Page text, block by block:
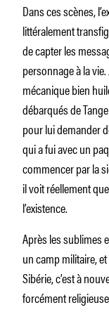
Dans ces scènes,
littéralement
de capter les
personnage à la
mécanique bien
débarqués de
pour lui demander
qui a fui avec un
commencer par la
il voit réellement
l’existence.
Après les sublimes
un camp militaire, et
Sibérie, c’est à
forcément